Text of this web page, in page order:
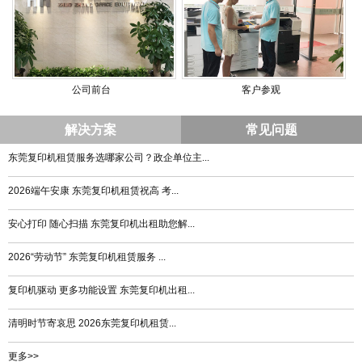
公司前台 客户参观
解决方案 常见问题
东莞复印机租赁服务选哪家公司？政企单位主...
2026端午安康 东莞复印机租赁祝高 考...
安心打印 随心扫描 东莞复印机出租助您解...
2026“劳动节” 东莞复印机租赁服务 ...
复印机驱动 更多功能设置 东莞复印机出租...
清明时节寄哀思 2026东莞复印机租赁...
更多>>